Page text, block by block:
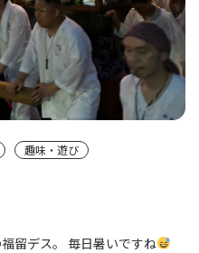
趣味・遊び
留デス。 毎日暑いですね